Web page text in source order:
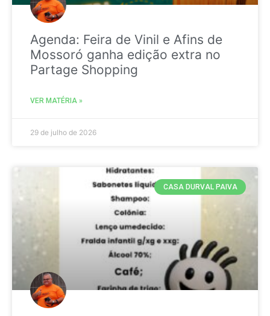
Agenda: Feira de Vinil e Afins de
Mossoró ganha edição extra no
Partage Shopping
VER MATÉRIA »
29 de julho de 2026
CASA DURVAL PAIVA